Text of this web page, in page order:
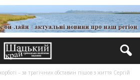
– за трагічних обставин пішов з життя Сергій